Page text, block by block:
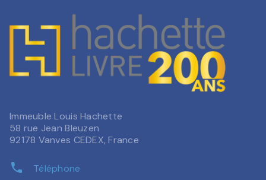
Immeuble Louis Hachette
58 rue Jean Bleuzen
92178 Vanves CEDEX, France
phone Téléphone